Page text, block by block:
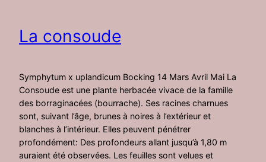
La consoude
Symphytum x uplandicum Bocking 14 Mars Avril Mai La
Consoude est une plante herbacée vivace de la famille
des borraginacées (bourrache). Ses racines charnues
sont, suivant l’âge, brunes à noires à l’extérieur et
blanches à l’intérieur. Elles peuvent pénétrer
profondément: Des profondeurs allant jusqu’à 1,80 m
auraient été observées. Les feuilles sont velues et